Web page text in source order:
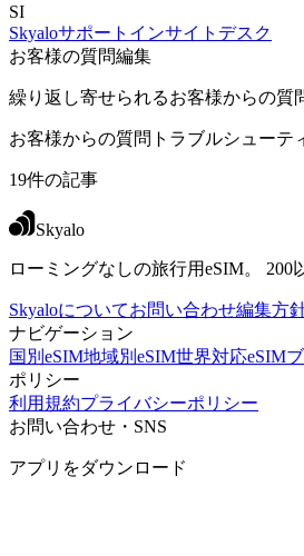
SI
Skyaloサポートインサイトデスク
お客様の質問編集
繰り返し寄せられるお客様からの質
お客様からの質問 トラブルシューテ
19件の記事
Skyalo
ローミングなしの旅行用eSIM。 200
Skyaloについてお問い合わせ編集方
ナビゲーション
国別eSIM地域別eSIM世界対応eSIM
ポリシー
利用規約プライバシーポリシー
お問い合わせ・SNS
アプリをダウンロード